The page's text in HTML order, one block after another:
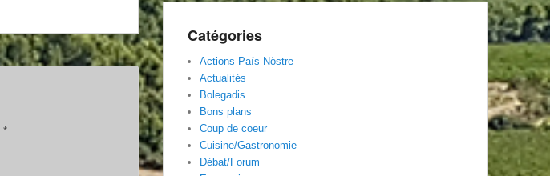
*
Catégories
Actions País Nòstre
Actualités
Bolegadis
Bons plans
Coup de coeur
Cuisine/Gastronomie
Débat/Forum